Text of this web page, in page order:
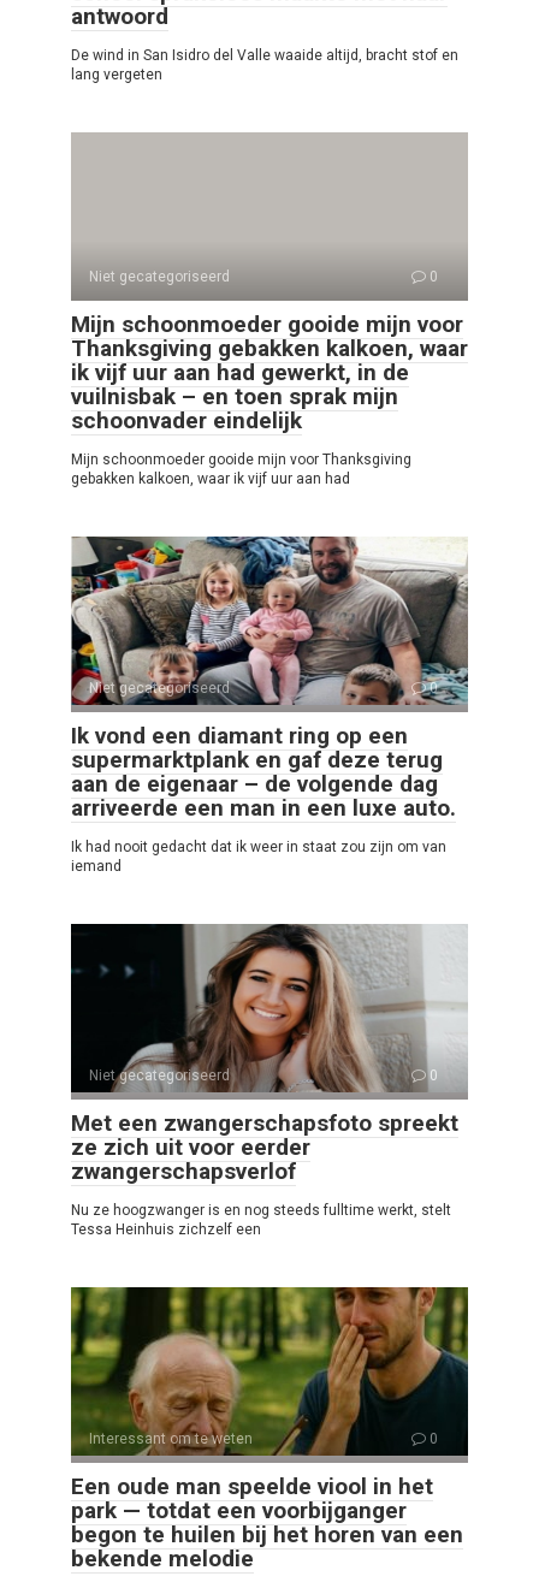
antwoord
De wind in San Isidro del Valle waaide altijd, bracht stof en
lang vergeten
Niet gecategoriseerd 0
Mijn schoonmoeder gooide mijn voor
Thanksgiving gebakken kalkoen, waar
ik vijf uur aan had gewerkt, in de
vuilnisbak – en toen sprak mijn
schoonvader eindelijk
Mijn schoonmoeder gooide mijn voor Thanksgiving
gebakken kalkoen, waar ik vijf uur aan had
Niet gecategoriseerd 0
Ik vond een diamant ring op een
supermarktplank en gaf deze terug
aan de eigenaar – de volgende dag
arriveerde een man in een luxe auto.
Ik had nooit gedacht dat ik weer in staat zou zijn om van
iemand
Niet gecategoriseerd 0
Met een zwangerschapsfoto spreekt
ze zich uit voor eerder
zwangerschapsverlof
Nu ze hoogzwanger is en nog steeds fulltime werkt, stelt
Tessa Heinhuis zichzelf een
Interessant om te weten 0
Een oude man speelde viool in het
park — totdat een voorbijganger
begon te huilen bij het horen van een
bekende melodie